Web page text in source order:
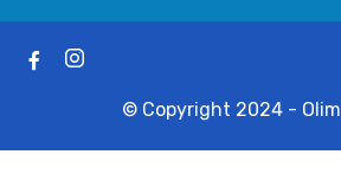
© Copyright 2024 -